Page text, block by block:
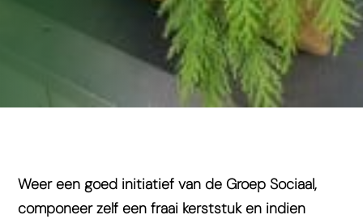
Weer een goed initiatief van de Groep Sociaal,
componeer zelf een fraai kerststuk en indien